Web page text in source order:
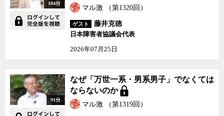
104分
マル激 （第1320回）
ゲスト
藤井克徳
日本障害者協議会代表
2026年07月25日
91分
なぜ「万世一系・男系男子」でなくては
ならないのか
マル激 （第1319回）